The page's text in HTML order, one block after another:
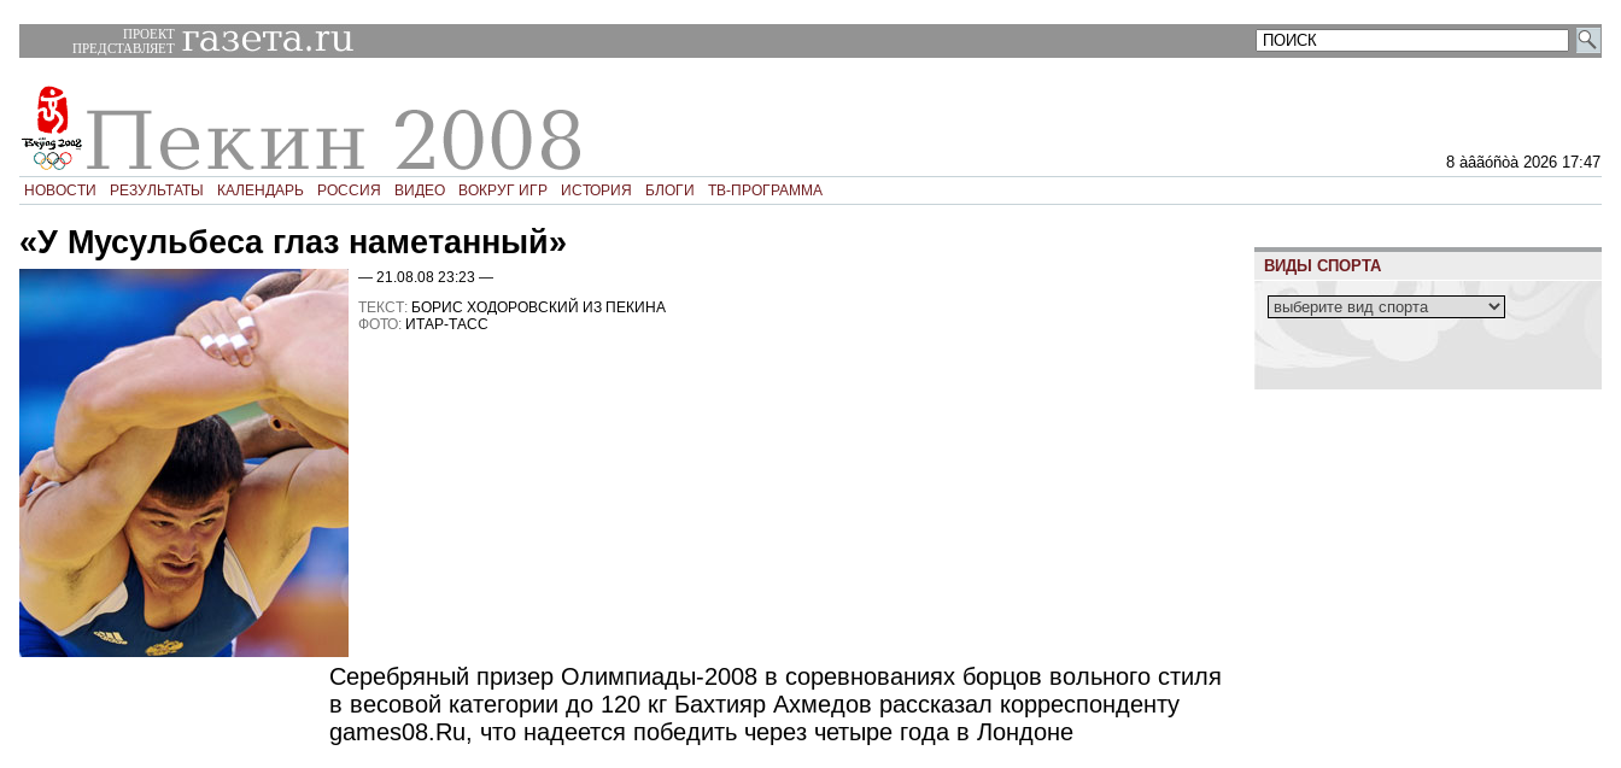
ПРОЕКТ
ПРЕДСТАВЛЯЕТ
8 àâãóñòà 2026 17:47
НОВОСТИ РЕЗУЛЬТАТЫ КАЛЕНДАРЬ РОССИЯ ВИДЕО ВОКРУГ ИГР ИСТОРИЯ БЛОГИ ТВ-ПРОГРАММА
«У Мусульбеса глаз наметанный»
— 21.08.08 23:23 —
ТЕКСТ: БОРИС ХОДОРОВСКИЙ ИЗ ПЕКИНА
ФОТО: ИТАР-ТАСС
Серебряный призер Олимпиады-2008 в соревнованиях борцов вольного стиля
в весовой категории до 120 кг Бахтияр Ахмедов рассказал корреспонденту
games08.Ru, что надеется победить через четыре года в Лондоне
ВИДЫ СПОРТА